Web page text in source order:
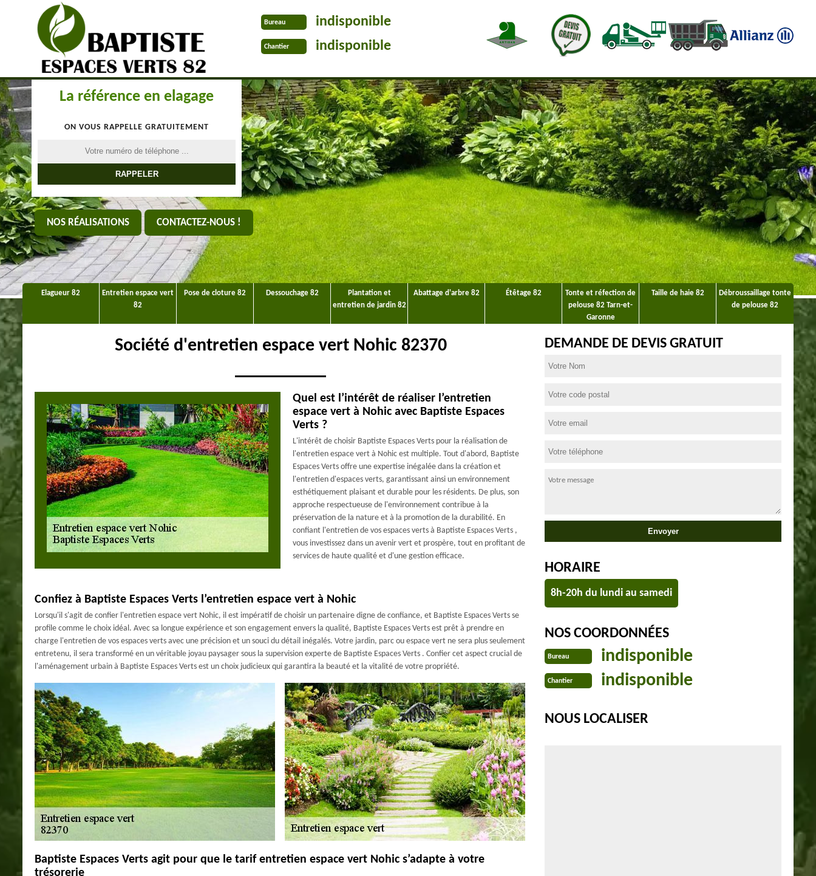
Bureau indisponible
Chantier indisponible
La référence en elagage
ON VOUS RAPPELLE GRATUITEMENT
NOS RÉALISATIONS CONTACTEZ-NOUS !
Elagueur 82
Entretien espace vert
82
Pose de cloture 82 Dessouchage 82
Plantation et
entretien de jardin 82
Abattage d'arbre 82 Étêtage 82
Tonte et réfection de
pelouse 82 Tarn-et-
Garonne
Taille de haie 82
Débroussaillage tonte
de pelouse 82
Société d'entretien espace vert Nohic 82370
Quel est l’intérêt de réaliser l’entretien
espace vert à Nohic avec Baptiste Espaces
Verts ?
L'intérêt de choisir Baptiste Espaces Verts pour la réalisation de
l'entretien espace vert à Nohic est multiple. Tout d'abord, Baptiste
Espaces Verts offre une expertise inégalée dans la création et
l'entretien d'espaces verts, garantissant ainsi un environnement
esthétiquement plaisant et durable pour les résidents. De plus, son
approche respectueuse de l'environnement contribue à la
préservation de la nature et à la promotion de la durabilité. En
confiant l'entretien de vos espaces verts à Baptiste Espaces Verts ,
vous investissez dans un avenir vert et prospère, tout en profitant de
services de haute qualité et d'une gestion efficace.
Confiez à Baptiste Espaces Verts l’entretien espace vert à Nohic
Lorsqu'il s'agit de confier l'entretien espace vert Nohic, il est impératif de choisir un partenaire digne de confiance, et Baptiste Espaces Verts se
profile comme le choix idéal. Avec sa longue expérience et son engagement envers la qualité, Baptiste Espaces Verts est prêt à prendre en
charge l'entretien de vos espaces verts avec une précision et un souci du détail inégalés. Votre jardin, parc ou espace vert ne sera plus seulement
entretenu, il sera transformé en un véritable joyau paysager sous la supervision experte de Baptiste Espaces Verts . Confier cet aspect crucial de
l'aménagement urbain à Baptiste Espaces Verts est un choix judicieux qui garantira la beauté et la vitalité de votre propriété.
Baptiste Espaces Verts agit pour que le tarif entretien espace vert Nohic s’adapte à votre
trésorerie
DEMANDE DE DEVIS GRATUIT
HORAIRE
8h-20h du lundi au samedi
NOS COORDONNÉES
Bureau indisponible
Chantier indisponible
NOUS LOCALISER